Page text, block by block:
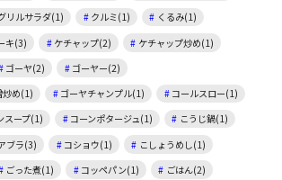
リルサラダ(1) クルミ(1)
くるみ(1)
キ(3) ケチャップ(2)
ケチャップ炒め(1)
ゴーヤ(2)
ゴーヤー(2)
炒め(1)
ゴーヤチャンプル(1)
コールスロー(1)
スープ(1) コーンポタージュ(1)
こうじ鍋(1)
ブラ(3) コショウ(1)
こしょうめし(1)
ごった煮(1) コッペパン(1)
ごはん(2)